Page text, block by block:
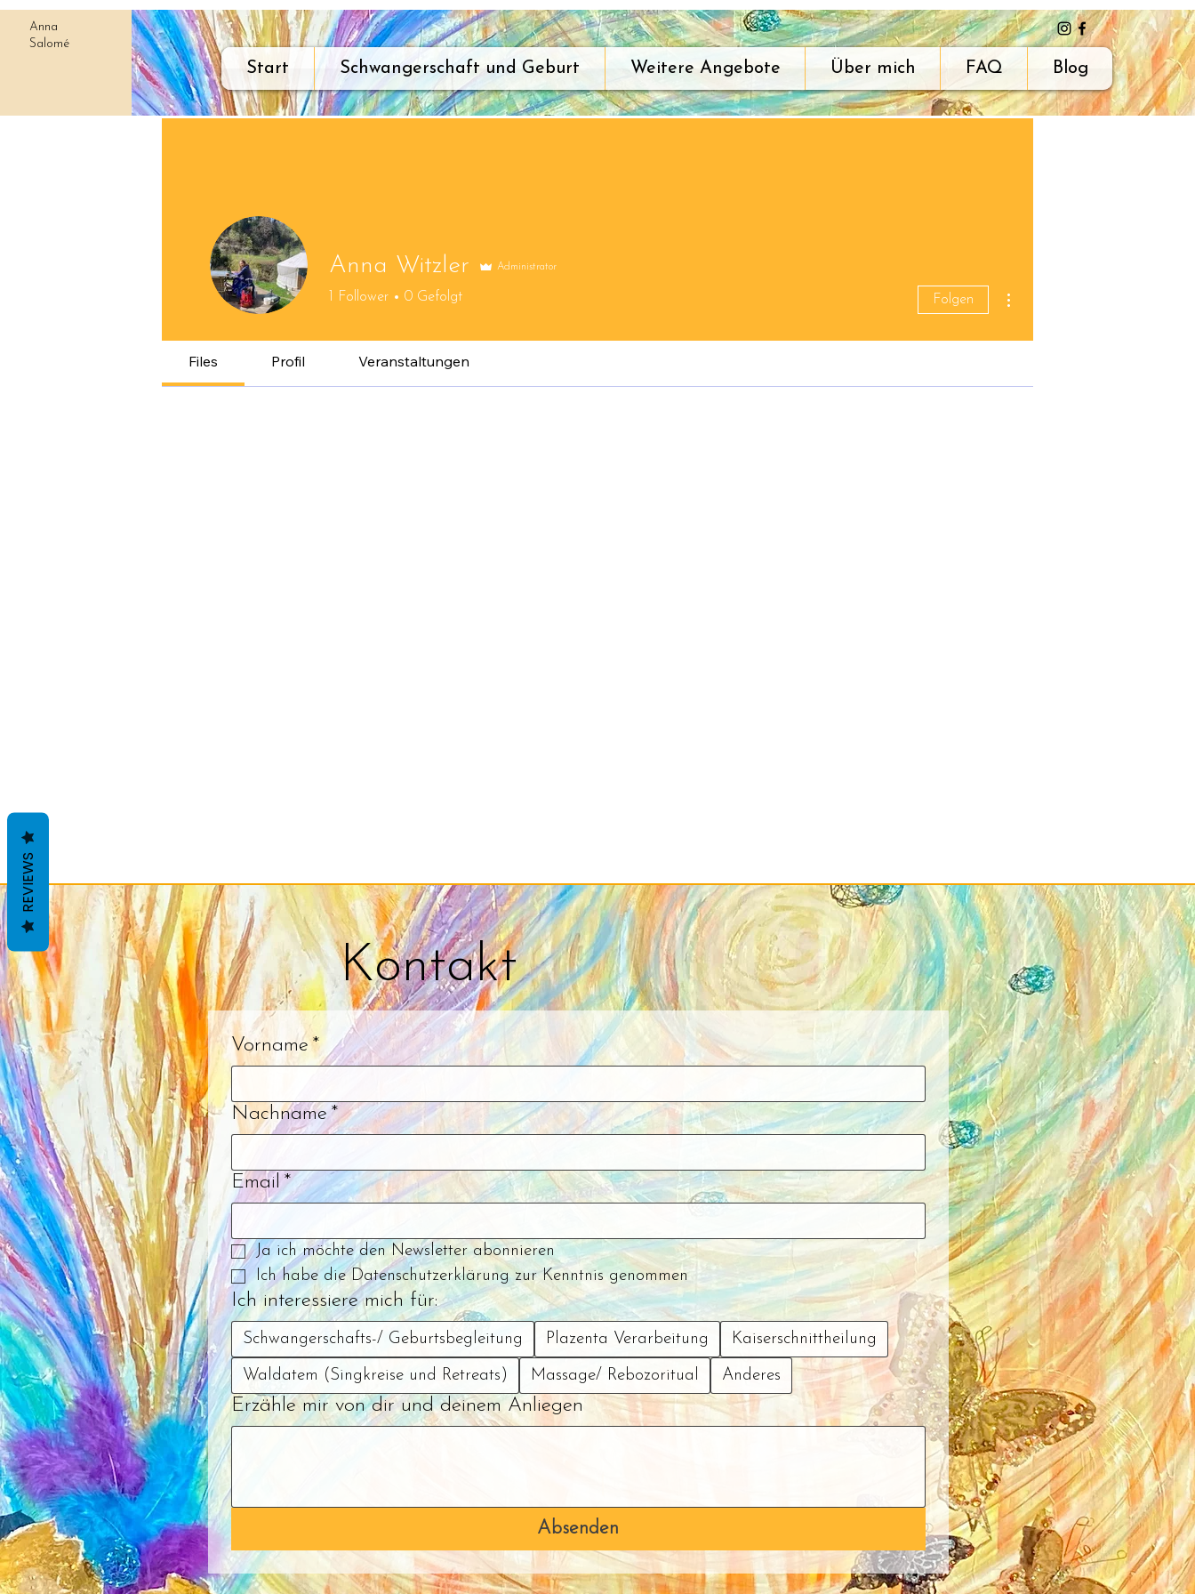
Anna
Salomé
Start Schwangerschaft und Geburt Weitere Angebote Über mich FAQ Blog
Anna Witzler Administrator
Follower 0 Gefolgt Folgen
Files Profil Veranstaltungen
Kontakt
Vorname *
Nachname *
Email *
Ja ich möchte den Newsletter abonnieren
Ich habe die Datenschutzerklärung zur Kenntnis genommen
Ich interessiere mich für:
Schwangerschafts-/ Geburtsbegleitung Plazenta Verarbeitung Kaiserschnittheilung
Waldatem (Singkreise und Retreats) Massage/ Rebozoritual Anderes
Erzähle mir von dir und deinem Anliegen
Absenden
REVIEWS